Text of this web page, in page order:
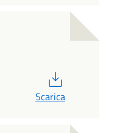
Scarica